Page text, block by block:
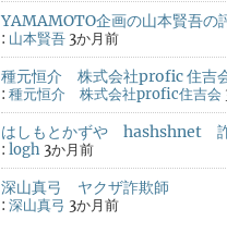
YAMAMOTO企画の山本賢吾の
: 山本賢吾 3か月前
種元恒介 株式会社profic 住吉
: 種元恒介 株式会社profic住吉会
はしもとかずや hashshnet
: logh 3か月前
深山真弓 ヤクザ詐欺師
: 深山真弓 3か月前